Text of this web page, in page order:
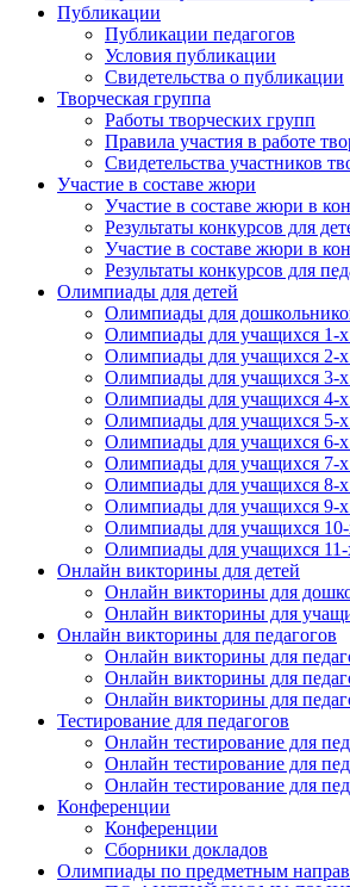
Публикации
Публикации педагогов
Условия публикации
Свидетельства о публикации
Творческая группа
Работы творческих групп
Правила участия в работе
Свидетельства участников
Участие в составе жюри
Участие в составе жюри в
Результаты конкурсов для
Участие в составе жюри в
Результаты конкурсов для
Олимпиады для детей
Олимпиады для
Олимпиады для учащихся 1-х
Олимпиады для учащихся 2-х
Олимпиады для учащихся 3-х
Олимпиады для учащихся 4-х
Олимпиады для учащихся 5-х
Олимпиады для учащихся 6-х
Олимпиады для учащихся 7-х
Олимпиады для учащихся 8-х
Олимпиады для учащихся 9-х
Олимпиады для учащихся 10-
Олимпиады для учащихся 11-
Онлайн викторины для детей
Онлайн викторины для
Онлайн викторины для
Онлайн викторины для педагогов
Онлайн викторины для
Онлайн викторины для
Онлайн викторины для
Тестирование для педагогов
Онлайн тестирование для
Онлайн тестирование для
Онлайн тестирование для
Конференции
Конференции
Сборники докладов
Олимпиады по предметным